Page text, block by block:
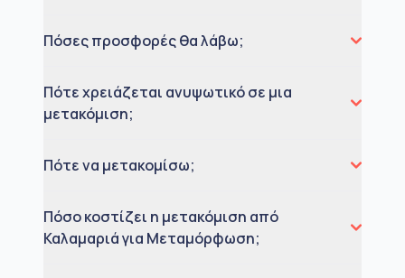
Πόσες προσφορές θα λάβω;
Πότε χρειάζεται ανυψωτικό σε μια
μετακόμιση;
Πότε να μετακομίσω;
Πόσο κοστίζει η μετακόμιση από
Καλαμαριά για Μεταμόρφωση;